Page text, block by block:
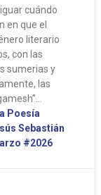
cuándo
en que el
literario
con las
sumerias y
las
Poesía
Sebastián
#2026